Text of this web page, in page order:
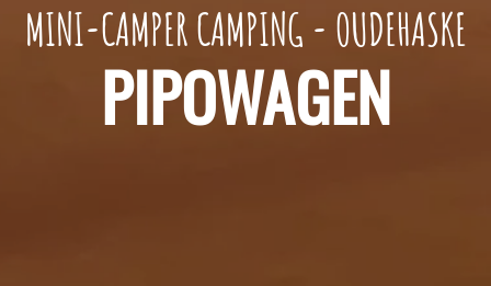
MINI-CAMPER CAMPING - OUDEHASKE
PIPOWAGEN